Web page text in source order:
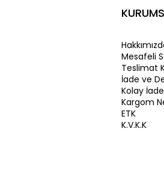
Mesafeli
Teslimat
İade ve
Kolay İade
Kargom
ETK
K.V.K.K